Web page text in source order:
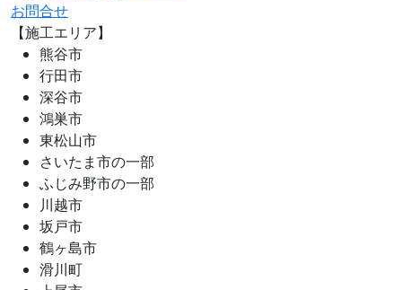
お問合せ
【施工エリア】
熊谷市
行田市
深谷市
鴻巣市
東松山市
さいたま市の一部
ふじみ野市の一部
川越市
坂戸市
鶴ヶ島市
滑川町